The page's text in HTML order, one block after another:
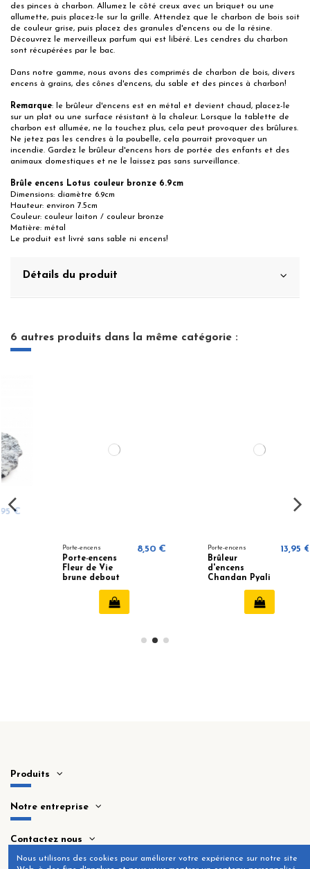
des pinces à charbon. Allumez le côté creux avec un briquet ou une
allumette, puis placez-le sur la grille. Attendez que le charbon de bois soit
de couleur grise, puis placez des granules d'encens ou de la résine.
Découvrez le merveilleux parfum qui est libéré. Les cendres du charbon
sont récupérées par le bac.
Dans notre gamme, nous avons des comprimés de charbon de bois, divers
encens à grains, des cônes d'encens, du sable et des pinces à charbon!
Remarque: le brûleur d'encens est en métal et devient chaud, placez-le
sur un plat ou une surface résistant à la chaleur. Lorsque la tablette de
charbon est allumée, ne la touchez plus, cela peut provoquer des brûlures.
Ne jetez pas les cendres à la poubelle, cela pourrait provoquer un
incendie. Gardez le brûleur d'encens hors de portée des enfants et des
animaux domestiques et ne le laissez pas sans surveillance.
Brûle encens Lotus couleur bronze 6.9cm
Dimensions: diamètre 6.9cm
Hauteur: environ 7.5cm
Couleur: couleur laiton / couleur bronze
Matière: métal
Le produit est livré sans sable ni encens!
Détails du produit
6 autres produits dans la même catégorie :
Porte-encens
Porte-encens
Fleur de Vie
brune debout
Porte-encens
d'encens
Chandan Pyali
13,95 €
Produits
Notre entreprise
Contactez nous
Nous utilisons des cookies pour améliorer votre expérience sur notre site